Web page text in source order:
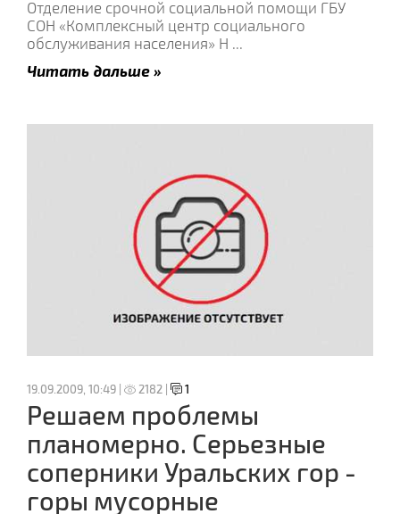
Отделение срочной социальной помощи ГБУ
СОН «Комплексный центр социального
обслуживания населения» Н ...
Читать дальше »
19.09.2009, 10:49 | 2182 | 1
Решаем проблемы
планомерно. Серьезные
соперники Уральских гор -
горы мусорные